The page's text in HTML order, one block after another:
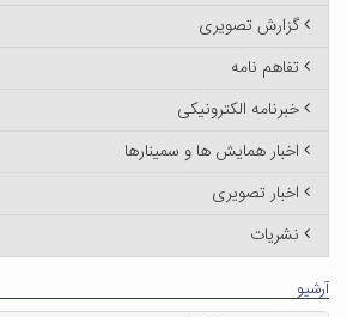
گزارش تصویری
تفاهم نامه
خبرنامه الکترونیکی
اخبار همایش ها و سمینارها
اخبار تصویری
نشریات
آرشیو